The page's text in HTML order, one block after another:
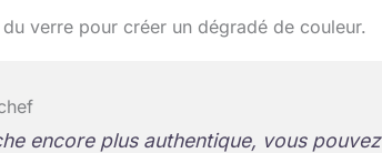
verre pour créer un dégradé de couleur.
encore plus authentique, vous pouvez